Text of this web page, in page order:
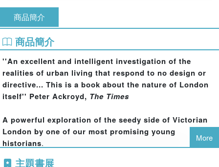
商品簡介
商品簡介
''An excellent and intelligent investigation of the
realities of urban living that respond to no design or
directive... This is a book about the nature of London
itself'' Peter Ackroyd, The Times
A powerful exploration of the seedy side of Victorian
London by one of our most promising young
historians.
More
主題書展